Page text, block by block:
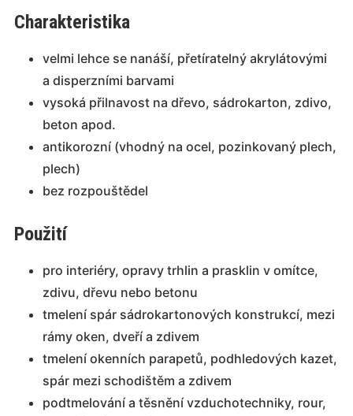
Charakteristika
velmi lehce se nanáší, přetíratelný akrylátovými
a disperzními barvami
vysoká přilnavost na dřevo, sádrokarton, zdivo,
beton apod.
antikorozní (vhodný na ocel, pozinkovaný plech,
plech)
bez rozpouštědel
Použití
pro interiéry, opravy trhlin a prasklin v omítce,
zdivu, dřevu nebo betonu
tmelení spár sádrokartonových konstrukcí, mezi
rámy oken, dveří a zdivem
tmelení okenních parapetů, podhledových kazet,
spár mezi schodištěm a zdivem
podtmelování a těsnění vzduchotechniky, rour,